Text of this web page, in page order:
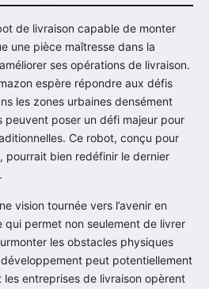
de livraison capable de monter
une pièce maîtresse dans la
ses opérations de livraison.
espère répondre aux défis
les zones urbaines densément
peuvent poser un défi majeur pour
Ce robot, conçu pour
bien redéfinir le dernier
vision tournée vers l’avenir en
qui permet non seulement de livrer
les obstacles physiques
peut potentiellement
entreprises de livraison opèrent